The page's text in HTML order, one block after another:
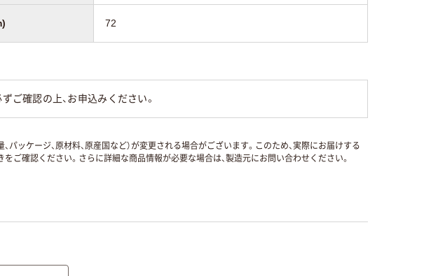
72
ご確認の上、お申込みください。
ッケージ、原材料、原産国など）が変更される場合がございます。このため、実際にお届けする
確認ください。さらに詳細な商品情報が必要な場合は、製造元にお問い合わせください。